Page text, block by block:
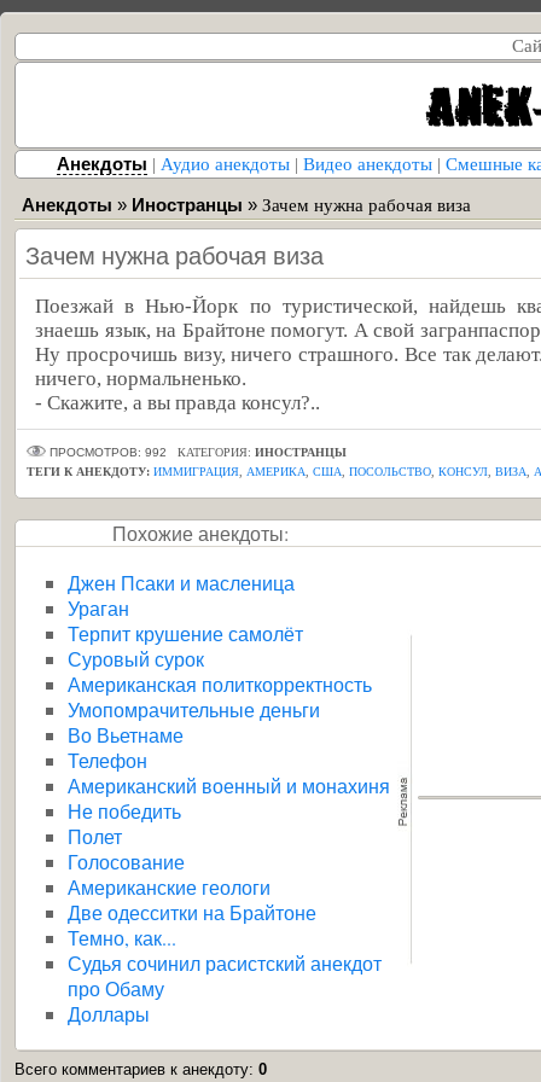
Анекдоты | Аудио анекдоты | Видео анекдоты | Смешные
Анекдоты » Иностранцы » Зачем нужна рабочая виза
Зачем нужна рабочая виза
Поезжай в Нью-Йорк по туристической, найдешь
знаешь язык, на Брайтоне помогут. А свой
Ну просрочишь визу, ничего страшного. Все так
ничего, нормальненько.
- Скажите, а вы правда консул?..
ПРОСМОТРОВ: 992 КАТЕГОРИЯ: ИНОСТРАНЦЫ
ТЕГИ К АНЕКДОТУ: ИММИГРАЦИЯ АМЕРИКА США ПОСОЛЬСТВО КОНСУЛ ВИЗА
Похожие анекдоты:
Джен Псаки и масленица
Ураган
Терпит крушение самолёт
Суровый сурок
Американская политкорректность
Умопомрачительные деньги
Во Вьетнаме
Телефон
Американский военный и монахиня
Не победить
Полет
Голосование
Американские геологи
Две одесситки на Брайтоне
Темно, как...
Судья сочинил расистский анекдот
про Обаму
Доллары
Всего комментариев к анекдоту: 0